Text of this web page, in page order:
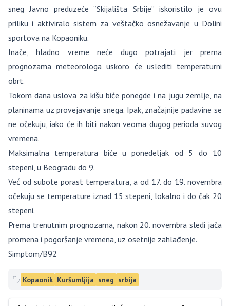
sneg Javno preduzeće “Skijališta Srbije” iskoristilo je ovu
priliku i aktiviralo sistem za veštačko osnežavanje u Dolini
sportova na Kopaoniku.
Inače, hladno vreme neće dugo potrajati jer prema
prognozama meteorologa uskoro će uslediti temperaturni
obrt.
Tokom dana uslova za kišu biće ponegde i na jugu zemlje, na
planinama uz provejavanje snega. Ipak, značajnije padavine se
ne očekuju, iako će ih biti nakon veoma dugog perioda suvog
vremena.
Maksimalna temperatura biće u ponedeljak od 5 do 10
stepeni, u Beogradu do 9.
Već od subote porast temperatura, a od 17. do 19. novembra
očekuju se temperature iznad 15 stepeni, lokalno i do čak 20
stepeni.
Prema trenutnim prognozama, nakon 20. novembra sledi jača
promena i pogoršanje vremena, uz osetnije zahlađenje.
Simptom/B92
Kopaonik Kuršumljija sneg srbija